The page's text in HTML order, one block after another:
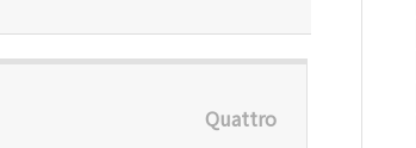
Quattro